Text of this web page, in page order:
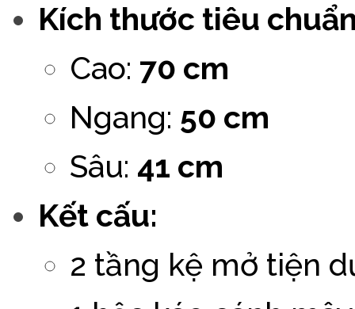
Kích thước tiêu
Cao: 70 cm
Ngang: 50 cm
Sâu: 41 cm
Kết cấu:
2 tầng kệ mở tiện